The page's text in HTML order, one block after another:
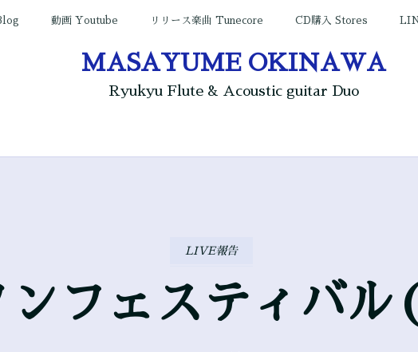
動画 Youtube リリース楽曲 Tunecore CD購入 Stores
MASAYUME OKINAWA
Ryukyu Flute & Acoustic guitar Duo
LIVE報告
ンフェスティバ